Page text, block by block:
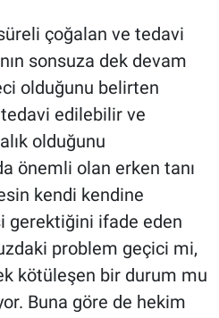
çoğalan ve tedavi
sonsuza dek devam
olduğunu belirten
edilebilir ve
olduğunu
önemli olan erken tanı
kendi kendine
gerektiğini ifade eden
problem geçici mi,
kötüleşen bir durum mu
Buna göre de hekim